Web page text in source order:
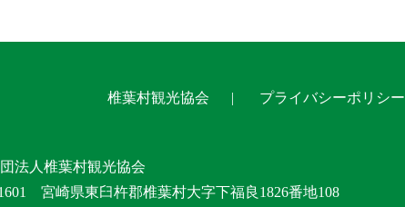
椎葉村観光協会 プライバシーポリシー
法人椎葉村観光協会
宮崎県東臼杵郡椎葉村大字下福良1826番地108